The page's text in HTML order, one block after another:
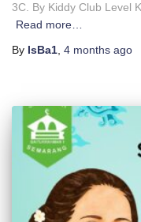
3C. By Kiddy Club Level
Read more…
By IsBa1, 4 months ago